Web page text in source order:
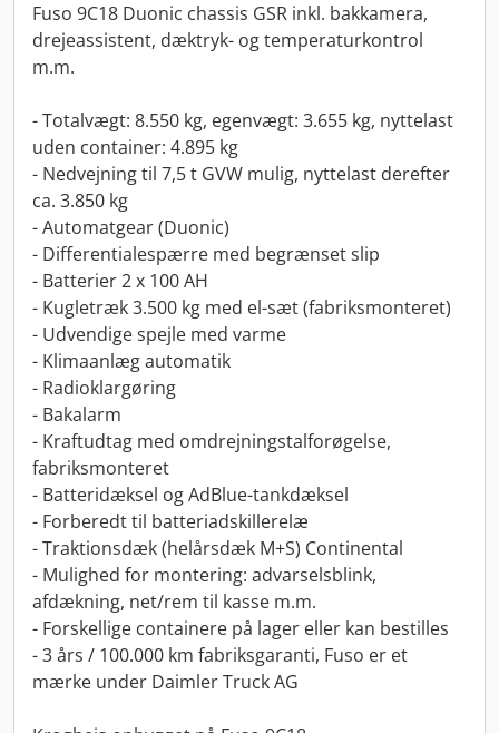
Fuso 9C18 Duonic chassis GSR inkl. bakkamera,
drejeassistent, dæktryk- og temperaturkontrol
m.m.
- Totalvægt: 8.550 kg, egenvægt: 3.655 kg, nyttelast
uden container: 4.895 kg
- Nedvejning til 7,5 t GVW mulig, nyttelast derefter
ca. 3.850 kg
- Automatgear (Duonic)
- Differentialespærre med begrænset slip
- Batterier 2 x 100 AH
- Kugletræk 3.500 kg med el-sæt (fabriksmonteret)
- Udvendige spejle med varme
- Klimaanlæg automatik
- Radioklargøring
- Bakalarm
- Kraftudtag med omdrejningstalforøgelse,
fabriksmonteret
- Batteridæksel og AdBlue-tankdæksel
- Forberedt til batteriadskillerelæ
- Traktionsdæk (helårsdæk M+S) Continental
- Mulighed for montering: advarselsblink,
afdækning, net/rem til kasse m.m.
- Forskellige containere på lager eller kan bestilles
- 3 års / 100.000 km fabriksgaranti, Fuso er et
mærke under Daimler Truck AG